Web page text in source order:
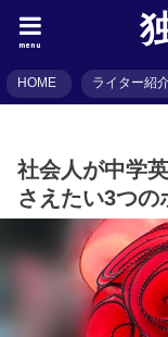
menu
HOME ライター紹
社会人が中学
さえたい3つの